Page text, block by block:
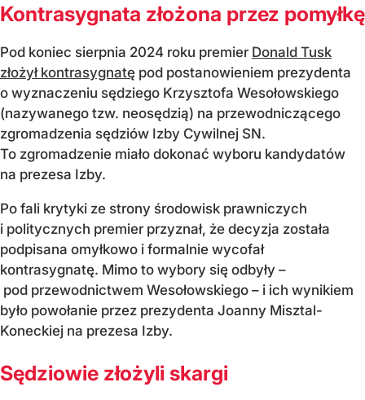
Kontrasygnata złożona przez pomyłkę
Pod koniec sierpnia 2024 roku premier Donald Tusk
złożył kontrasygnatę pod postanowieniem prezydenta
o wyznaczeniu sędziego Krzysztofa Wesołowskiego
(nazywanego tzw. neosędzią) na przewodniczącego
zgromadzenia sędziów Izby Cywilnej SN.
To zgromadzenie miało dokonać wyboru kandydatów
na prezesa Izby.
Po fali krytyki ze strony środowisk prawniczych
i politycznych premier przyznał, że decyzja została
podpisana omyłkowo i formalnie wycofał
kontrasygnatę. Mimo to wybory się odbyły –
pod przewodnictwem Wesołowskiego – i ich wynikiem
było powołanie przez prezydenta Joanny Misztal-
Koneckiej na prezesa Izby.
Sędziowie złożyli skargi